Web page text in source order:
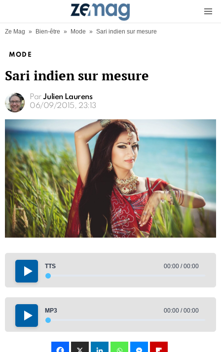
Ze Mag » Bien-être » Mode » Sari indien sur mesure
MODE
Sari indien sur mesure
Par Julien Laurens
06/09/2015, 23:13
TTS 00:00 / 00:00
MP3 00:00 / 00:00